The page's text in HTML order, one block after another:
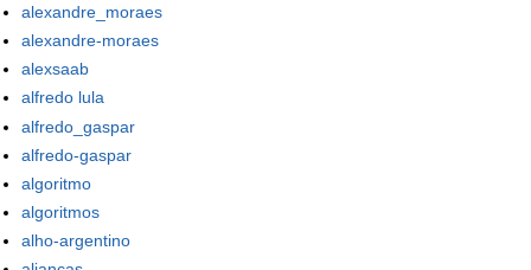
alexandre_moraes
alexandre-moraes
alexsaab
alfredo lula
alfredo_gaspar
alfredo-gaspar
algoritmo
algoritmos
alho-argentino